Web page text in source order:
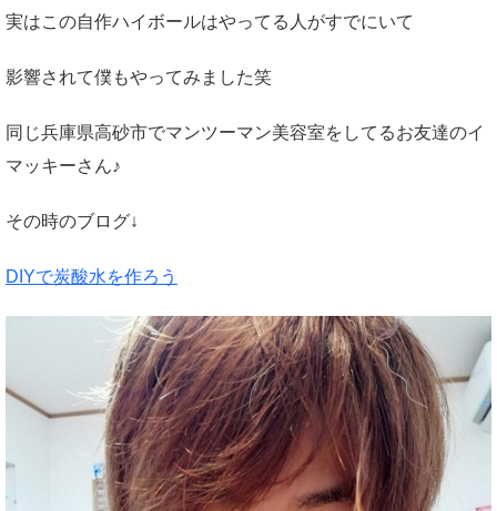
実はこの自作ハイボールはやってる人がすでにいて
影響されて僕もやってみました笑
同じ兵庫県高砂市でマンツーマン美容室をしてるお友達のイ
マッキーさん♪
その時のブログ↓
DIYで炭酸水を作ろう